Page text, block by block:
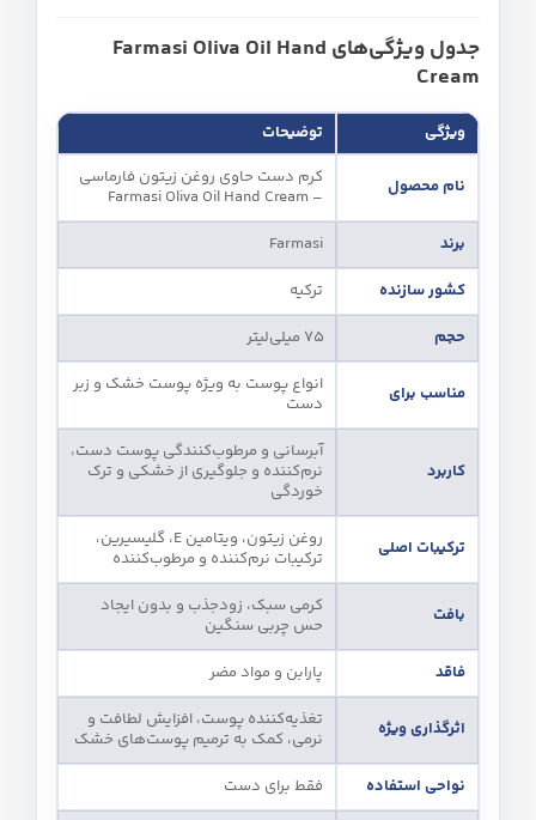
جدول ویژگی‌های Farmasi Oliva Oil Hand
Cream
ویژگی توضیحات
نام محصول
کرم دست حاوی روغن زیتون فارماسی
– Farmasi Oliva Oil Hand Cream
برند
Farmasi
کشور سازنده
ترکیه
حجم
75 میلی‌لیتر
مناسب برای
انواع پوست به‌ ویژه پوست خشک و زبر
دست
کاربرد
آبرسانی و مرطوب‌کنندگی پوست دست،
نرم‌کننده و جلوگیری از خشکی و ترک
خوردگی
ترکیبات اصلی
روغن زیتون، ویتامین E، گلیسیرین،
ترکیبات نرم‌کننده و مرطوب‌کننده
بافت
کرمی سبک، زودجذب و بدون ایجاد
حس چربی سنگین
فاقد
پارابن و مواد مضر
اثرگذاری ویژه
تغذیه‌کننده پوست، افزایش لطافت و
نرمی، کمک به ترمیم پوست‌های خشک
نواحی استفاده
فقط برای دست